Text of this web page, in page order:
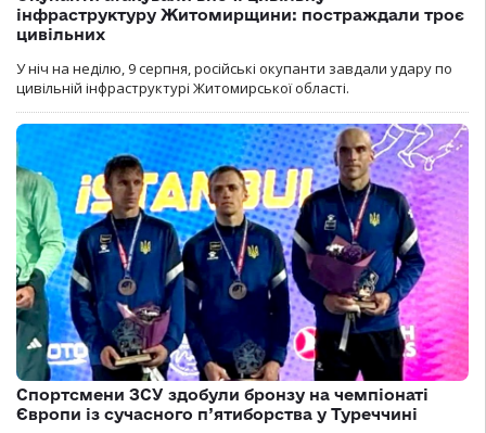
інфраструктуру Житомирщини: постраждали троє
цивільних
У ніч на неділю, 9 серпня, російські окупанти завдали удару по
цивільній інфраструктурі Житомирської області.
Спортсмени ЗСУ здобули бронзу на чемпіонаті
Європи із сучасного п’ятиборства у Туреччині